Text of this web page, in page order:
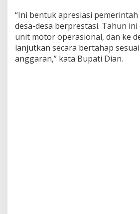
“Ini bentuk apresiasi
desa-desa berprestasi. Tahun ini
unit motor operasional, dan ke
lanjutkan secara bertahap
anggaran,” kata Bupati Dian.